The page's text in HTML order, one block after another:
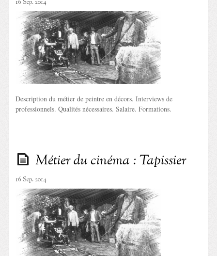
16 Sep. 2014
Description du métier de peintre en décors. Interviews de
professionnels. Qualités nécessaires. Salaire. Formations.
Métier du cinéma : Tapissier
16 Sep. 2014